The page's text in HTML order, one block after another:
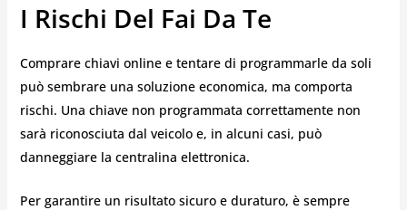
I Rischi Del Fai Da Te
Comprare chiavi online e tentare di programmarle da soli
può sembrare una soluzione economica, ma comporta
rischi. Una chiave non programmata correttamente non
sarà riconosciuta dal veicolo e, in alcuni casi, può
danneggiare la centralina elettronica.
Per garantire un risultato sicuro e duraturo, è sempre